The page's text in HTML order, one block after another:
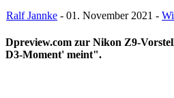
Ralf Jannke - 01. November 2021 -
Dpreview.com zur Nikon Z9-
D3-Moment' meint".